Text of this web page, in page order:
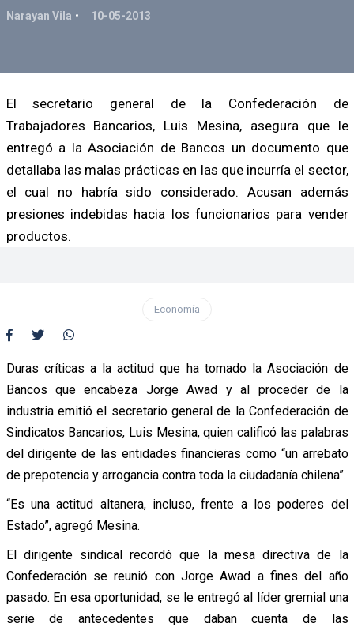
Narayan Vila 10-05-2013
El secretario general de la Confederación de
Trabajadores Bancarios, Luis Mesina, asegura que le
entregó a la Asociación de Bancos un documento que
detallaba las malas prácticas en las que incurría el sector,
el cual no habría sido considerado. Acusan además
presiones indebidas hacia los funcionarios para vender
productos.
Economía
Duras críticas a la actitud que ha tomado la Asociación de
Bancos que encabeza Jorge Awad y al proceder de la
industria emitió el secretario general de la Confederación de
Sindicatos Bancarios, Luis Mesina, quien calificó las palabras
del dirigente de las entidades financieras como “un arrebato
de prepotencia y arrogancia contra toda la ciudadanía chilena”.
“Es una actitud altanera, incluso, frente a los poderes del
Estado”, agregó Mesina.
El dirigente sindical recordó que la mesa directiva de la
Confederación se reunió con Jorge Awad a fines del año
pasado. En esa oportunidad, se le entregó al líder gremial una
serie de antecedentes que daban cuenta de las